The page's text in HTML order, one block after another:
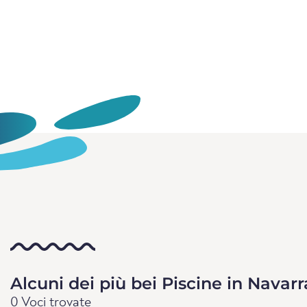
Alcuni dei più bei Piscine in
0 Voci trovate